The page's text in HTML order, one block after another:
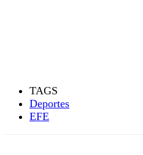
TAGS
Deportes
EFE